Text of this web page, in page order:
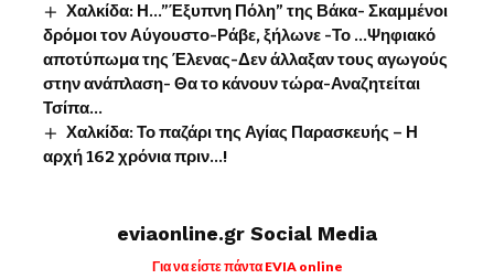
Χαλκίδα: Η…”Έξυπνη Πόλη” της Βάκα- Σκαμμένοι
δρόμοι τον Αύγουστο-Ράβε, ξήλωνε -Το …Ψηφιακό
αποτύπωμα της Έλενας-Δεν άλλαξαν τους αγωγούς
στην ανάπλαση- Θα το κάνουν τώρα-Αναζητείται
Τσίπα…
Χαλκίδα: Το παζάρι της Αγίας Παρασκευής – Η
αρχή 162 χρόνια πριν…!
eviaonline.gr Social Media
Για να είστε πάντα EVIA online